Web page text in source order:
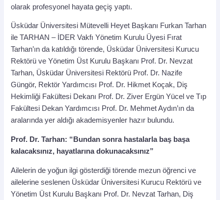
olarak profesyonel hayata geçiş yaptı.
Üsküdar Üniversitesi Mütevelli Heyet Başkanı Furkan Tarhan
ile TARHAN – İDER Vakfı Yönetim Kurulu Üyesi Fırat
Tarhan’ın da katıldığı törende, Üsküdar Üniversitesi Kurucu
Rektörü ve Yönetim Üst Kurulu Başkanı Prof. Dr. Nevzat
Tarhan, Üsküdar Üniversitesi Rektörü Prof. Dr. Nazife
Güngör, Rektör Yardımcısı Prof. Dr. Hikmet Koçak, Diş
Hekimliği Fakültesi Dekanı Prof. Dr. Ziver Ergün Yücel ve Tıp
Fakültesi Dekan Yardımcısı Prof. Dr. Mehmet Aydın’ın da
aralarında yer aldığı akademisyenler hazır bulundu.
Prof. Dr. Tarhan: “Bundan sonra hastalarla baş başa
kalacaksınız, hayatlarına dokunacaksınız”
Ailelerin de yoğun ilgi gösterdiği törende mezun öğrenci ve
ailelerine seslenen Üsküdar Üniversitesi Kurucu Rektörü ve
Yönetim Üst Kurulu Başkanı Prof. Dr. Nevzat Tarhan, Diş